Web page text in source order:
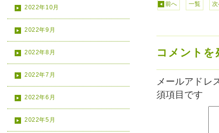
2022年10月
2022年9月
2022年8月
2022年7月
2022年6月
2022年5月
前へ 一覧
コメントを
メールアドレ
須項目です